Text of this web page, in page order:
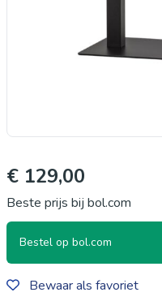
€ 129,00
Beste prijs bij bol.com
Bestel op bol.com
Bewaar als favoriet